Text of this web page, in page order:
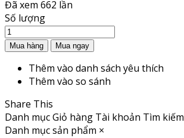
Đã xem 662 lần
Số lượng
Thêm vào danh sách yêu thích
Thêm vào so sánh
Share This
Danh mụcGiỏ hàng Tài khoản Tìm kiếm
Danh mục sản phẩm ×